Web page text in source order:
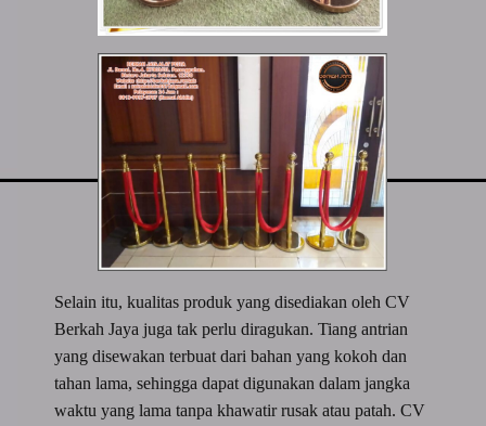
Selain itu, kualitas produk yang disediakan oleh CV
Berkah Jaya juga tak perlu diragukan. Tiang antrian
yang disewakan terbuat dari bahan yang kokoh dan
tahan lama, sehingga dapat digunakan dalam jangka
waktu yang lama tanpa khawatir rusak atau patah. CV